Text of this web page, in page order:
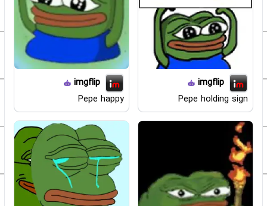
imgflip
Pepe holding sign
imgflip
Pepe happy